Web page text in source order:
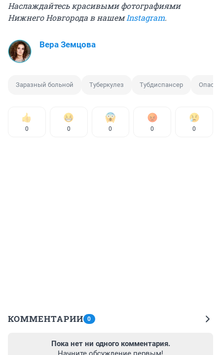
Наслаждайтесь красивыми фотографиями
Нижнего Новгорода в нашемInstagram.
Вера Земцова
Заразный больной Туберкулез Тубдиспансер
0 0 0 0 0
КОММЕНТАРИИ 0
Пока нет ни одного комментария.